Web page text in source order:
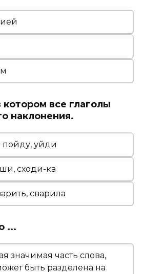
все глаголы
наклонения.
пойду, уйди
сходи-ка
сварила
...
значимая часть слова,
быть разделена на